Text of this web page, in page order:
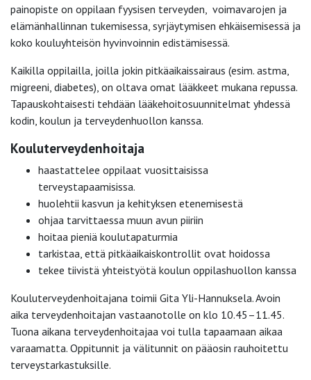
painopiste on oppilaan fyysisen terveyden, voimavarojen ja
elämänhallinnan tukemisessa, syrjäytymisen ehkäisemisessä ja
koko kouluyhteisön hyvinvoinnin edistämisessä.
Kaikilla oppilailla, joilla jokin pitkäaikaissairaus (esim. astma,
migreeni, diabetes), on oltava omat lääkkeet mukana repussa.
Tapauskohtaisesti tehdään lääkehoitosuunnitelmat yhdessä
kodin, koulun ja terveydenhuollon kanssa.
Kouluterveydenhoitaja
haastattelee oppilaat vuosittaisissa
terveystapaamisissa.
huolehtii kasvun ja kehityksen etenemisestä
ohjaa tarvittaessa muun avun piiriin
hoitaa pieniä koulutapaturmia
tarkistaa, että pitkäaikaiskontrollit ovat hoidossa
tekee tiivistä yhteistyötä koulun oppilashuollon kanssa
Kouluterveydenhoitajana toimii Gita Yli-Hannuksela. Avoin
aika terveydenhoitajan vastaanotolle on klo 10.45–11.45.
Tuona aikana terveydenhoitajaa voi tulla tapaamaan aikaa
varaamatta. Oppitunnit ja välitunnit on pääosin rauhoitettu
terveystarkastuksille.